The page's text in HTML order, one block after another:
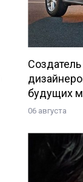
будущих
06 августа